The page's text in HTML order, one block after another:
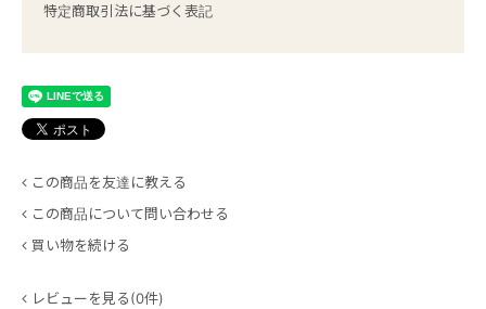
特定商取引法に基づく表記
この商品を友達に教える
この商品について問い合わせる
買い物を続ける
レビューを見る(0件)